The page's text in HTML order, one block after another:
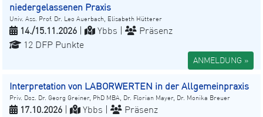
niedergelassenen Praxis
Univ. Ass. Prof. Dr. Leo Auerbach, Elisabeth Hütterer
14./15.11.2026 Ybbs |
Präsenz
12 DFP Punkte
ANMELDUNG »
Interpretation von LABORWERTEN in der Allgemeinpraxis
Priv. Doz. Dr. Georg Greiner, PhD MBA, Dr. Florian Mayer, Dr. Monika Breuer
17.10.2026 Ybbs |
Präsenz